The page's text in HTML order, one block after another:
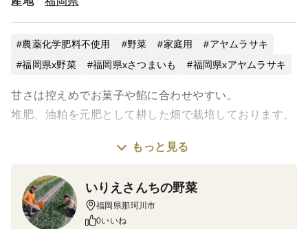
農薬化学肥料不使用 野菜 家庭用
アヤムラサキ
福岡県x野菜
福岡県xさつまいも 福岡県xアヤムラサキ
甘さは控えめでお菓子や餡に合わせやすい。
堆肥、油粕を元肥として耕した畑で栽培しております。
昨年10月中旬に手掘りで収穫した紫芋です。
寒い時期なので低温傷害が起きにくいよう底面に保温
シートを敷き、個別に新聞紙で包み周囲をプチプチ緩衝
もっと見る
いりえさんちの野菜
福岡県那珂川市
0いいね